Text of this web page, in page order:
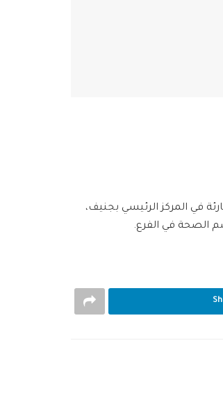
في المركز الرئيسي بجنيف،
الصحة في الفرع.